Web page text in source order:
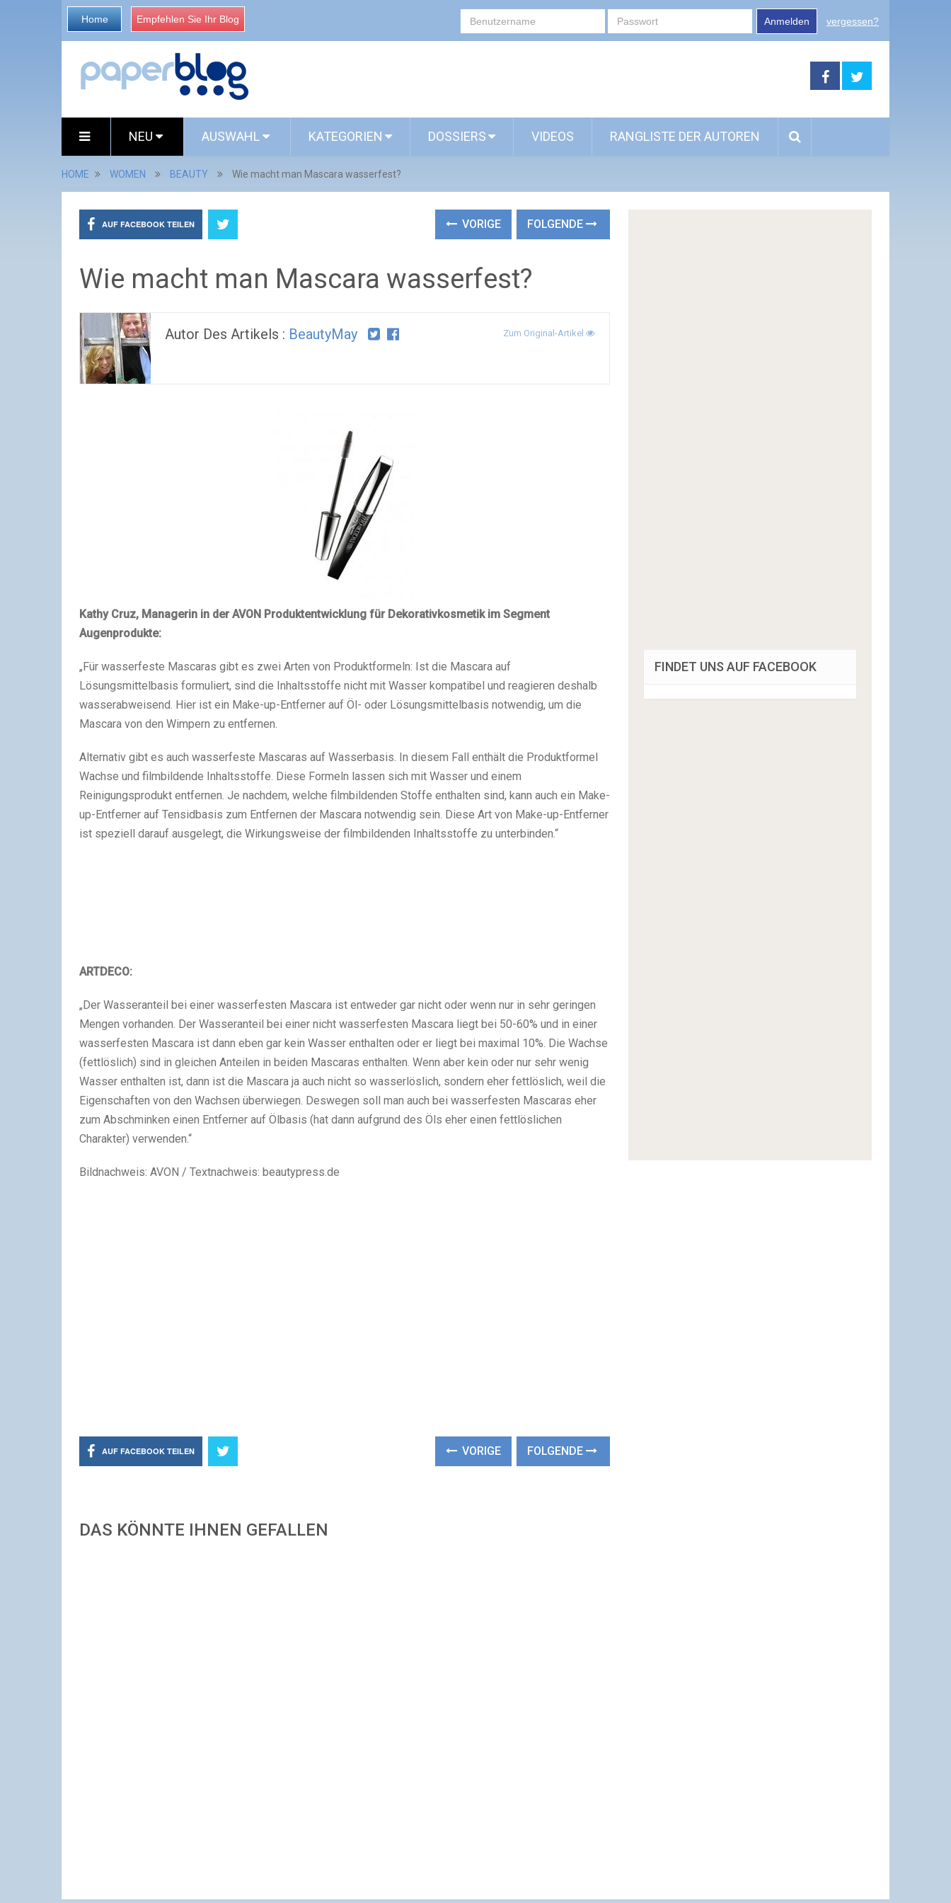
Home Empfehlen Sie Ihr Blog Anmelden vergessen?
NEU AUSWAHL KATEGORIEN DOSSIERS VIDEOS RANGLISTE DER AUTOREN
HOME WOMEN BEAUTY Wie macht man Mascara wasserfest?
AUF FACEBOOK TEILEN VORIGE FOLGENDE
Wie macht man Mascara wasserfest?
Autor Des Artikels : BeautyMay Zum Original-Artikel
Kathy Cruz, Managerin in der AVON Produktentwicklung für Dekorativkosmetik im Segment
Augenprodukte:
„Für wasserfeste Mascaras gibt es zwei Arten von Produktformeln: Ist die Mascara auf
Lösungsmittelbasis formuliert, sind die Inhaltsstoffe nicht mit Wasser kompatibel und reagieren deshalb
wasserabweisend. Hier ist ein Make-up-Entferner auf Öl- oder Lösungsmittelbasis notwendig, um die
Mascara von den Wimpern zu entfernen.
Alternativ gibt es auch wasserfeste Mascaras auf Wasserbasis. In diesem Fall enthält die Produktformel
Wachse und filmbildende Inhaltsstoffe. Diese Formeln lassen sich mit Wasser und einem
Reinigungsprodukt entfernen. Je nachdem, welche filmbildenden Stoffe enthalten sind, kann auch ein Make-
up-Entferner auf Tensidbasis zum Entfernen der Mascara notwendig sein. Diese Art von Make-up-Entferner
ist speziell darauf ausgelegt, die Wirkungsweise der filmbildenden Inhaltsstoffe zu unterbinden.“
ARTDECO:
„Der Wasseranteil bei einer wasserfesten Mascara ist entweder gar nicht oder wenn nur in sehr geringen
Mengen vorhanden. Der Wasseranteil bei einer nicht wasserfesten Mascara liegt bei 50-60% und in einer
wasserfesten Mascara ist dann eben gar kein Wasser enthalten oder er liegt bei maximal 10%. Die Wachse
(fettlöslich) sind in gleichen Anteilen in beiden Mascaras enthalten. Wenn aber kein oder nur sehr wenig
Wasser enthalten ist, dann ist die Mascara ja auch nicht so wasserlöslich, sondern eher fettlöslich, weil die
Eigenschaften von den Wachsen überwiegen. Deswegen soll man auch bei wasserfesten Mascaras eher
zum Abschminken einen Entferner auf Ölbasis (hat dann aufgrund des Öls eher einen fettlöslichen
Charakter) verwenden.“
Bildnachweis: AVON / Textnachweis: beautypress.de
AUF FACEBOOK TEILEN VORIGE FOLGENDE
DAS KÖNNTE IHNEN GEFALLEN
FINDET UNS AUF FACEBOOK